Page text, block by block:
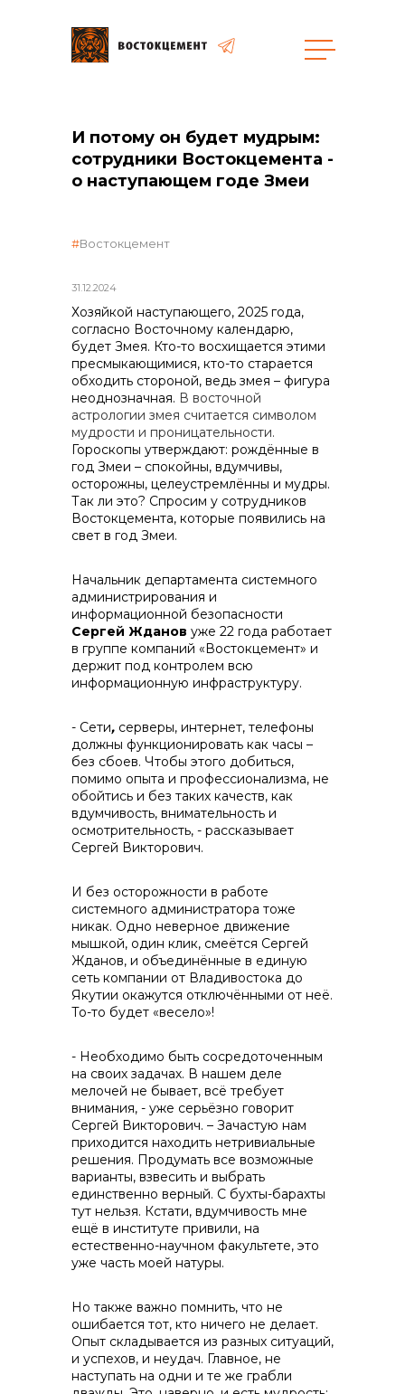
реализация неликвидов
контакты отдела закупок
Контакты
И потому он будет мудрым:
сотрудники Востокцемента -
о наступающем годе Змеи
31.12.2024
Востокцемент
Хозяйкой наступающего, 2025 года,
согласно Восточному календарю,
будет Змея. Кто-то восхищается этими
пресмыкающимися, кто-то старается
обходить стороной, ведь змея – фигура
неоднозначная. В восточной
астрологии змея считается символом
мудрости и проницательности.
Гороскопы утверждают: рождённые в
год Змеи – спокойны, вдумчивы,
осторожны, целеустремлённы и мудры.
Так ли это? Спросим у сотрудников
Востокцемента, которые появились на
свет в год Змеи.
Начальник департамента системного
администрирования и
информационной безопасности
Сергей Жданов уже 22 года работает
в группе компаний «Востокцемент» и
держит под контролем всю
информационную инфраструктуру.
- Сети, серверы, интернет, телефоны
должны функционировать как часы –
без сбоев. Чтобы этого добиться,
помимо опыта и профессионализма, не
обойтись и без таких качеств, как
вдумчивость, внимательность и
осмотрительность, - рассказывает
Сергей Викторович.
И без осторожности в работе
системного администратора тоже
никак. Одно неверное движение
мышкой, один клик, смеётся Сергей
Жданов, и объединённые в единую
сеть компании от Владивостока до
Якутии окажутся отключёнными от неё.
То-то будет «весело»!
- Необходимо быть сосредоточенным
на своих задачах. В нашем деле
мелочей не бывает, всё требует
внимания, - уже серьёзно говорит
Сергей Викторович. – Зачастую нам
приходится находить нетривиальные
решения. Продумать все возможные
варианты, взвесить и выбрать
единственно верный. С бухты-барахты
тут нельзя. Кстати, вдумчивость мне
ещё в институте привили, на
естественно-научном факультете, это
уже часть моей натуры.
Но также важно помнить, что не
ошибается тот, кто ничего не делает.
Опыт складывается из разных ситуаций,
и успехов, и неудач. Главное, не
наступать на одни и те же грабли